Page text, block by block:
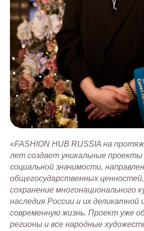
«FASHION HUB RUSSIA на
лет создает уникальные проекты
социальной значимости,
общегосударственных
сохранение многонационального
наследия России и их деликатной
современную жизнь. Проект уже
регионы и все народные